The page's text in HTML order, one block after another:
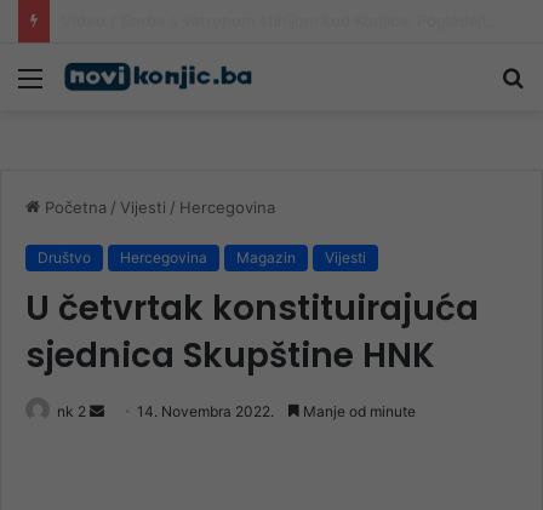
Meni
Početna / Vijesti / Hercegovina
Društvo Hercegovina Magazin Vijesti
U četvrtak konstituirajuća
sjednica Skupštine HNK
nk 2
Send 14. Novembra 2022. Manje od minute